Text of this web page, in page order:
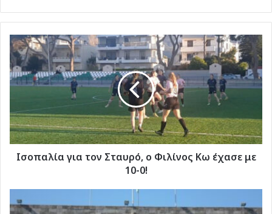
Ισοπαλία
για
τον
Σταυρό,
Κω
έχασε
με
10-Ισοπαλία για τον Σταυρό, ο Φιλίνος Κω έχασε με
10-0!
την